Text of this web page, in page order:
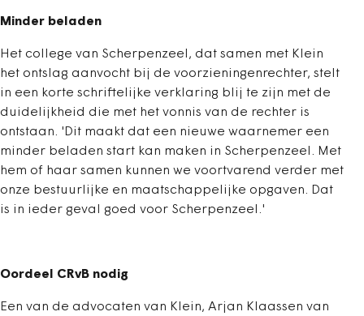
Minder beladen
Het college van Scherpenzeel, dat samen met Klein
het ontslag aanvocht bij de voorzieningenrechter, stelt
in een korte schriftelijke verklaring blij te zijn met de
duidelijkheid die met het vonnis van de rechter is
ontstaan. 'Dit maakt dat een nieuwe waarnemer een
minder beladen start kan maken in Scherpenzeel. Met
hem of haar samen kunnen we voortvarend verder met
onze bestuurlijke en maatschappelijke opgaven. Dat
is in ieder geval goed voor Scherpenzeel.'
Oordeel CRvB nodig
Een van de advocaten van Klein, Arjan Klaassen van